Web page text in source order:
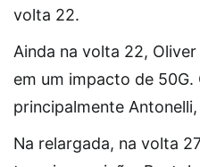
volta 22.
Ainda na volta 22,
em um impacto de
principalmente
Na relargada, na volta